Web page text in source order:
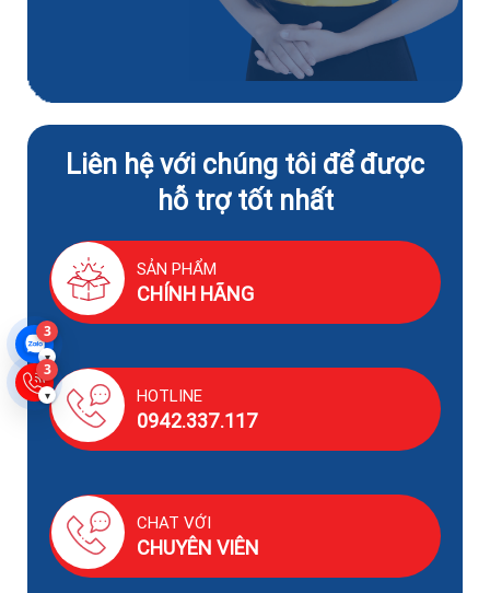
Liên hệ với chúng tôi để được
hỗ trợ tốt nhất
SẢN PHẨM
CHÍNH HÃNG
HOTLINE
0942.337.117
CHAT VỚI
CHUYÊN VIÊN
3
▾
3
▾